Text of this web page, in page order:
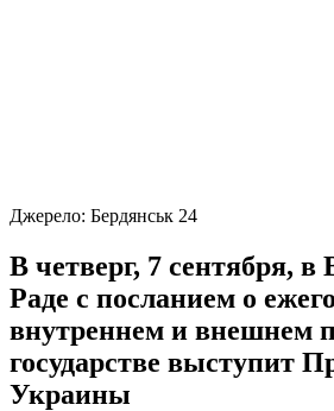
Джерело: Бердянськ 24
В четверг, 7 сентября, в
Раде с посланием о
внутреннем и внешнем
государстве выступит
Украины